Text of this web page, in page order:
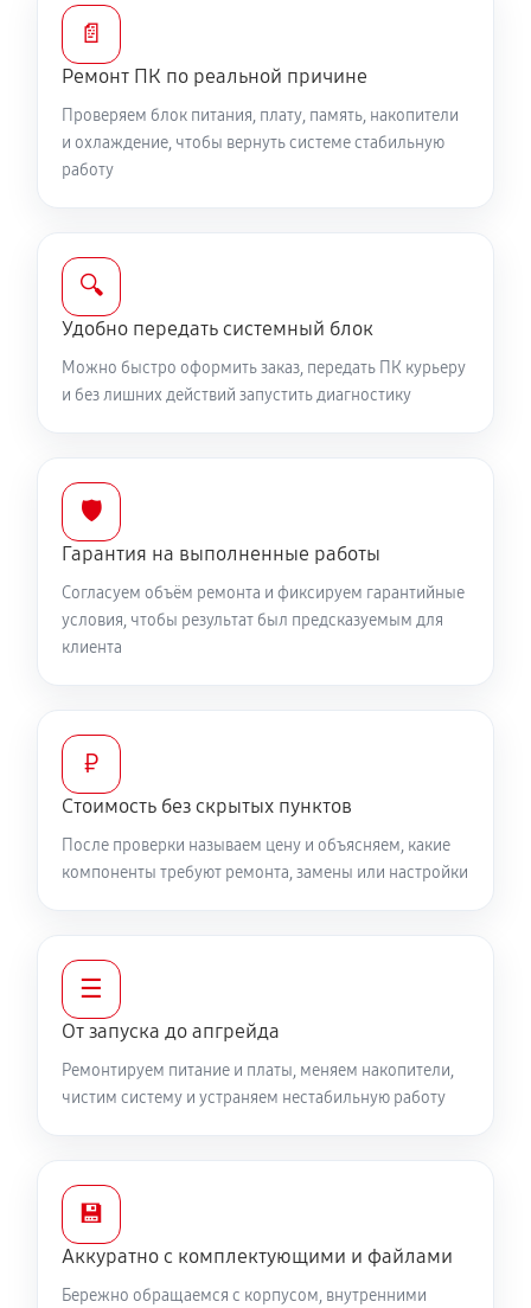
📄
Ремонт ПК по реальной причине
Проверяем блок питания, плату, память, накопители
и охлаждение, чтобы вернуть системе стабильную
работу
🔍
Удобно передать системный блок
Можно быстро оформить заказ, передать ПК курьеру
и без лишних действий запустить диагностику
🛡️
Гарантия на выполненные работы
Согласуем объём ремонта и фиксируем гарантийные
условия, чтобы результат был предсказуемым для
клиента
₽
Стоимость без скрытых пунктов
После проверки называем цену и объясняем, какие
компоненты требуют ремонта, замены или настройки
☰
От запуска до апгрейда
Ремонтируем питание и платы, меняем накопители,
чистим систему и устраняем нестабильную работу
💾
Аккуратно с комплектующими и файлами
Бережно обращаемся с корпусом, внутренними